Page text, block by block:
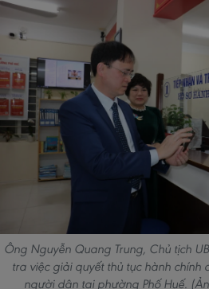
Ông Nguyễn Quang Trung, Chủ tịch
tra việc giải quyết thủ tục hành
người dân tại phường Phố Huế.